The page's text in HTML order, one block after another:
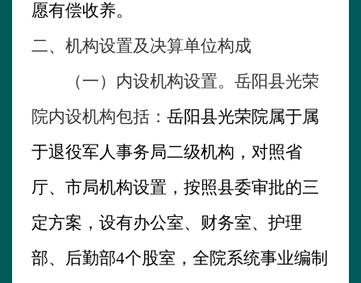
愿有偿收养。
二、机构设置及决算单位构成
（一）内设机构设置。 岳阳县光荣
院内设机构包括： 岳阳县光荣院属于属
于退役军人事务局二级机构，对照省
厅、市局机构设置，按照县委审批的三
定方案，设有办公室、财务室、护理
部、后勤部4个股室，全院系统事业编制